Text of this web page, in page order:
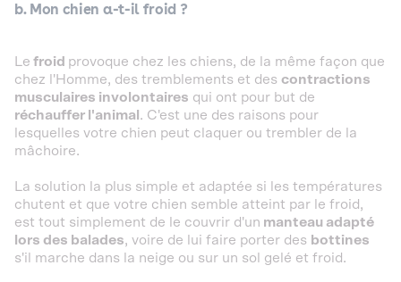
b. Mon chien a-t-il froid ?
Le froid provoque chez les chiens, de la même façon que
chez l'Homme, des tremblements et des contractions
musculaires involontaires qui ont pour but de
réchauffer l'animal . C'est une des raisons pour
lesquelles votre chien peut claquer ou trembler de la
mâchoire.
La solution la plus simple et adaptée si les températures
chutent et que votre chien semble atteint par le froid,
est tout simplement de le couvrir d'un manteau adapté
lors des balades, voire de lui faire porter des bottines
s'il marche dans la neige ou sur un sol gelé et froid.